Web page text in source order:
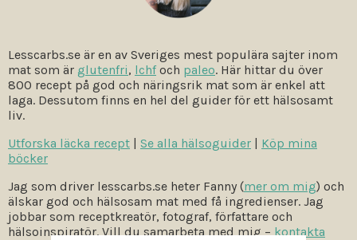
Lesscarbs.se är en av Sveriges mest populära sajter inom
mat som är glutenfri, lchfoch paleo. Här hittar du över
800 recept på god och näringsrik mat som är enkel att
laga. Dessutom finns en hel del guider för ett hälsosamt
liv.
Utforska läcka recept | Se alla hälsoguider | Köp mina
böcker
Jag som driver lesscarbs.se heter Fanny (mer om mig) och
älskar god och hälsosam mat med få ingredienser. Jag
jobbar som receptkreatör, fotograf, författare och
hälsoinspiratör. Vill du samarbeta med mig – kontakta